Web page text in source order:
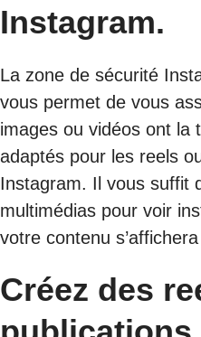
Instagram.
La zone de sécurité
vous permet de vous
images ou vidéos ont la
adaptés pour les reels
Instagram. Il vous suffit
multimédias pour voir
votre contenu
Créez des